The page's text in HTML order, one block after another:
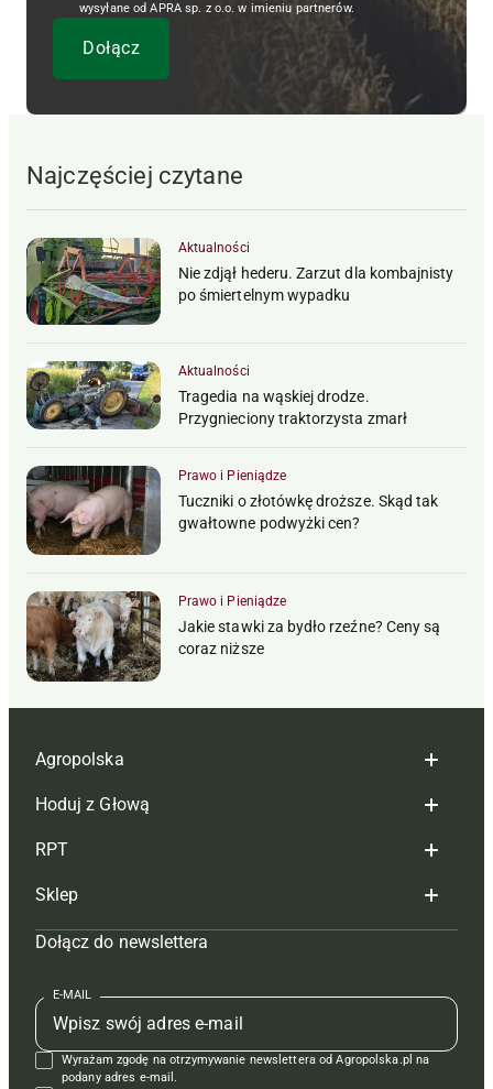
wysyłane od APRA sp. z o.o. w imieniu partnerów.
Najczęściej czytane
Aktualności
Nie zdjął hederu. Zarzut dla kombajnisty
po śmiertelnym wypadku
Aktualności
Tragedia na wąskiej drodze.
Przygnieciony traktorzysta zmarł
Prawo i Pieniądze
Tuczniki o złotówkę droższe. Skąd tak
gwałtowne podwyżki cen?
Prawo i Pieniądze
Jakie stawki za bydło rzeźne? Ceny są
coraz niższe
Agropolska
Redakcja
Reklama
Tagi
Mapa serwisu
Kontakt
Regulamin
Polityka prywatności
Hoduj z Głową
Hoduj z głową bydło
Hoduj z głową świnie
Prenumerata
Redakcja
Kontakt
Reklama
RPT
Redakcja
Prenumerata
Reklama
Kontakt
Krzyżówki
Sklep
Czasopisma i prenumerata
Książki
Regulamin
Dołącz do newslettera
E-MAIL
Wyrażam zgodę na otrzymywanie newslettera od Agropolska.pl na
podany adres e-mail.